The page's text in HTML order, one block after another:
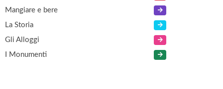
Mangiare e bere
La Storia
Gli Alloggi
I Monumenti